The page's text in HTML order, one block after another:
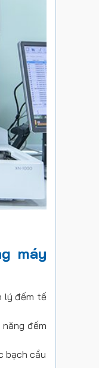
máy
lý đếm tế
đếm
bạch cầu